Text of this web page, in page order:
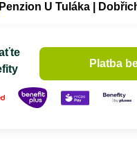
Penzion U Tuláka |
Platba